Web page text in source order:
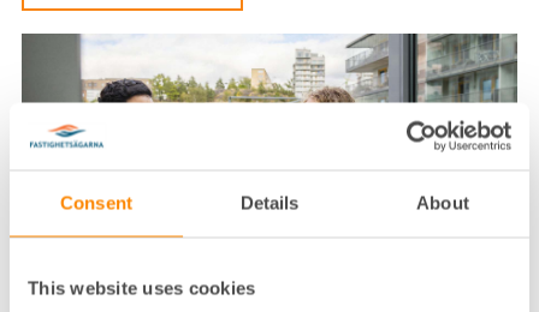
Consent Details About
This website uses cookies